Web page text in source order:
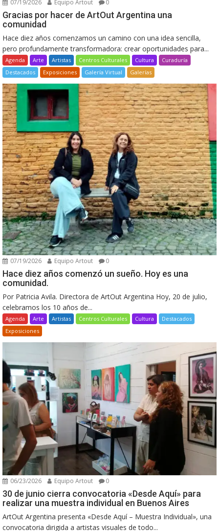
07/19/2026 Equipo Artout 0
Gracias por hacer de ArtOut Argentina una
comunidad
Hace diez años comenzamos un camino con una idea sencilla,
pero profundamente transformadora: crear oportunidades para...
Agenda Arte Artistas Centros Culturales Cultura
Curaduría
Destacados
Exposiciones Galería Virtual Galerías
07/19/2026 Equipo Artout 0
Hace diez años comenzó un sueño. Hoy es una
comunidad.
Por Patricia Avila. Directora de ArtOut Argentina Hoy, 20 de julio,
celebramos los 10 años de...
Agenda Arte Artistas Centros Culturales Cultura
Destacados
Exposiciones
06/23/2026 Equipo Artout 0
30 de junio cierra convocatoria «Desde Aquí» para
realizar una muestra individual en Buenos Aires
ArtOut Argentina presenta «Desde Aquí – Muestra Individual», una
convocatoria dirigida a artistas visuales de todo...